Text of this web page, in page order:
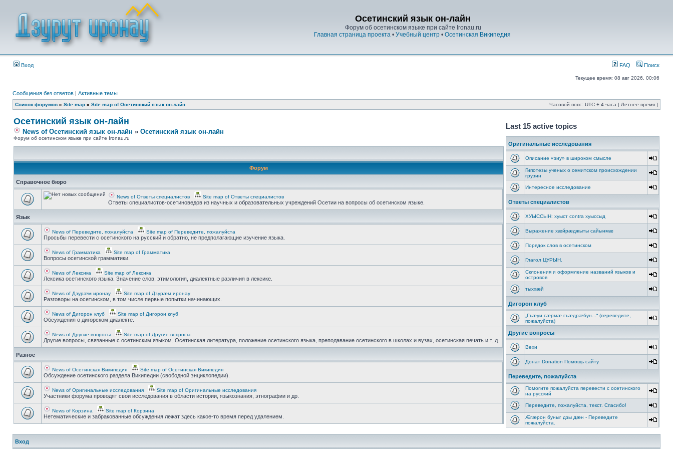
Осетинский язык он-лайн
Форум об осетинском языке при сайте Ironau.ru
Главная страница проекта • Учебный центр • Осетинская Википедия
Вход FAQ Поиск
Текущее время: 08 авг 2026, 00:06
Сообщения без ответов | Активные темы
Список форумов » Site map » Site map of Осетинский язык он-лайн Часовой пояс: UTC + 4 часа [ Летнее время ]
Осетинский язык он-лайн
News of Осетинский язык он-лайн » Осетинский язык он-лайн
Форум об осетинском языке при сайте Ironau.ru
Форум
Справочное бюро
News of Ответы специалистов Site map of Ответы специалистов
Ответы специалистов-осетиноведов из научных и образовательных учреждений Осетии на вопросы об осетинском языке.
Язык
News of Переведите, пожалуйста Site map of Переведите, пожалуйста
Просьбы перевести с осетинского на русский и обратно, не предполагающие изучение языка.
News of Грамматика Site map of Грамматика
Вопросы осетинской грамматики.
News of Лексика Site map of Лексика
Лексика осетинского языка. Значение слов, этимология, диалектные различия в лексике.
News of Дзурæм иронау Site map of Дзурæм иронау
Разговоры на осетинском, в том числе первые попытки начинающих.
News of Дигорон клуб Site map of Дигорон клуб
Обсуждения о дигорском диалекте.
News of Другие вопросы Site map of Другие вопросы
Другие вопросы, связанные с осетинским языком. Осетинская литература, положение осетинского языка, преподавание осетинского в школах и вузах, осетинская печать и т. д.
Разное
News of Осетинская Википедия Site map of Осетинская Википедия
Обсуждение осетинского раздела Википедии (свободной энциклопедии).
News of Оригинальные исследования Site map of Оригинальные исследования
Участники форума проводят свои исследования в области истории, языкознания, этнографии и др.
News of Корзина Site map of Корзина
Нетематические и забракованные обсуждения лежат здесь какое-то время перед удалением.
Last 15 active topics
Оригинальные исследования
Описание «зиу» в широком смысле
Гипотезы ученых о семитском происхождении
грузин
Интересное исследование
Ответы специалистов
ХУЫССЫН: хуыст contra хуыссыд
Выражение хæйрæджыты сайынмæ
Порядок слов в осетинском
Глагол ЦУРЫН.
Склонения и оформление названий языков и
островов
тыххӕй
Дигорон клуб
„Гъæуи сæрмæ гъæдрæбун...“ (переведите,
пожалуйста)
Другие вопросы
Вехи
Донат Donation Помощь сайту
Переведите, пожалуйста
Помогите пожалуйста перевести с осетинского
на русский
Переведите, пожалуйста, текст. Спасибо!
Æгæрон буныг дзы дæн - Переведите
пожалуйста.
Вход